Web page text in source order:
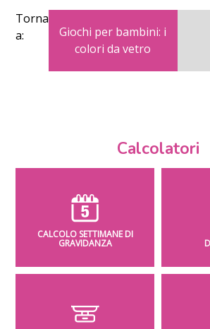
Torna
a:
Giochi per bambini: i
colori da vetro
Calcolatori
CALCOLO SETTIMANE DI
GRAVIDANZA